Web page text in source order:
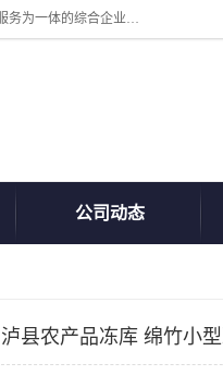
四川美柯冷冻库安装工程有限公司一家以冷库机组、冷库设备、冷库设计、冷冻库设备销售、冷库安装、冻库安装价格及技术服务为一体的综合企业，咨询热线：同等设备材料优惠10% 。公司各种类型安装组合式冷库、冷冻库、冷藏库、气调保鲜库、并提供成套设备供应、安装与调试、维护与维修、技术咨询、操作维修人员技术培训等
公司动态
泸县农产品冻库 绵竹小